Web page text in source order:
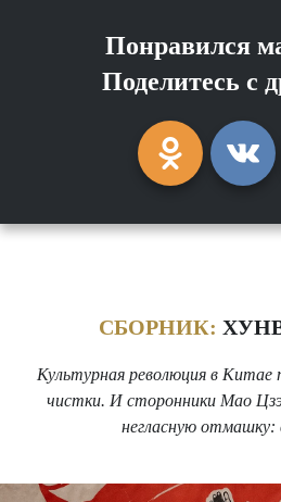
Понравился
Поделитесь с
СБОРНИК:
Культурная революция в Китае
чистки. И сторонники Мао
негласную